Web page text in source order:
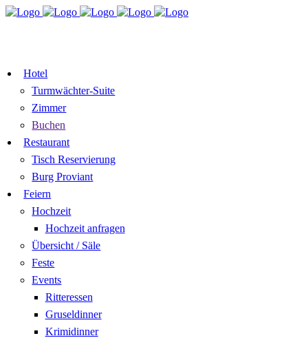
Hotel
Turmwächter-Suite
Zimmer
Buchen
Restaurant
Tisch Reservierung
Burg Proviant
Feiern
Hochzeit
Hochzeit anfragen
Übersicht / Säle
Feste
Events
Ritteressen
Gruseldinner
Krimidinner